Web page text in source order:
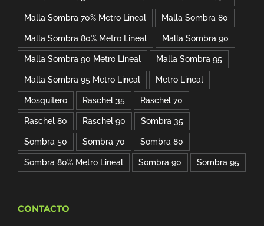
Malla Sombra 70% Metro Lineal Malla Sombra 80
Malla Sombra 80% Metro Lineal Malla Sombra 90
Malla Sombra 90 Metro Lineal Malla Sombra 95
Malla Sombra 95 Metro Lineal Metro Lineal
Mosquitero Raschel 35 Raschel 70
Raschel 80 Raschel 90 Sombra 35
Sombra 50 Sombra 70 Sombra 80
Sombra 80% Metro Lineal Sombra 90 Sombra 95
CONTACTO